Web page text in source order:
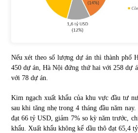
Nếu xét theo số lượng dự án thì thành phố
450 dự án, Hà Nội đứng thứ hai với 258 dự
với 78 dự án.
Kim ngạch xuất khẩu của khu vực đầu tư
sau khi tăng nhẹ trong 4 tháng đầu năm
đạt 66 tỷ USD, giảm 7% so kỳ năm trước,
khẩu. Xuất khẩu không kể dầu thô đạt 65,4